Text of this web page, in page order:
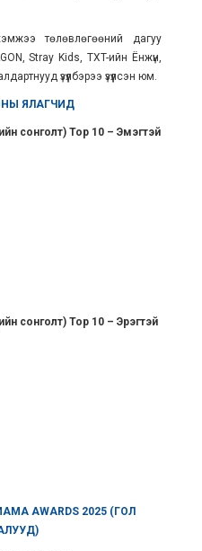
төлөвлөгөөний дагуу
Stray Kids, TXT-ийн Ёнжүн,
үзүүлбэрээ үзүүлсэн юм.
ЯЛАГЧИД
сонголт) Top10 – Эмэгтэй
сонголт) Top10 – Эрэгтэй
AWARDS 2025 (ГОЛ